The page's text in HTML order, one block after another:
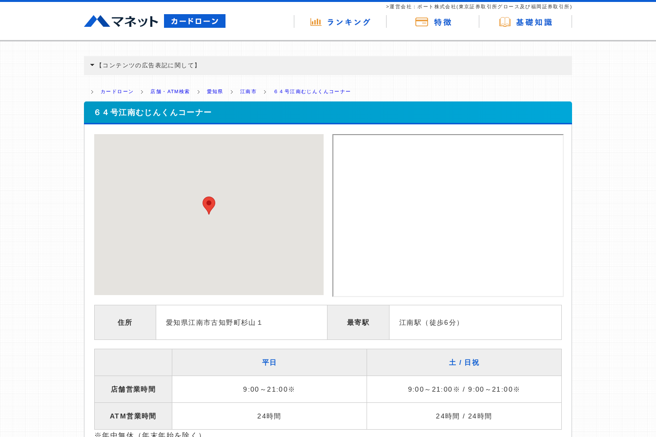
>運営会社：ポート株式会社(東京証券取引所グロース及び福岡証券取引所)
【コンテンツの広告表記に関して】
ミ収集などに基づき、公平性を担保した情報提供を行っています。
>提携企業一覧
カードローン 店舗・ATM検索 愛知県 江南市 ６４号江南むじんくんコーナー
６４号江南むじんくんコーナー
住所 愛知県江南市古知野町杉山１ 最寄駅 江南駅（徒歩6分）
平日 土 / 日祝
店舗営業時間 9:00～21:00※ 9:00～21:00※ / 9:00～21:00※
ATM営業時間 24時間 24時間 / 24時間
※年中無休（年末年始を除く）